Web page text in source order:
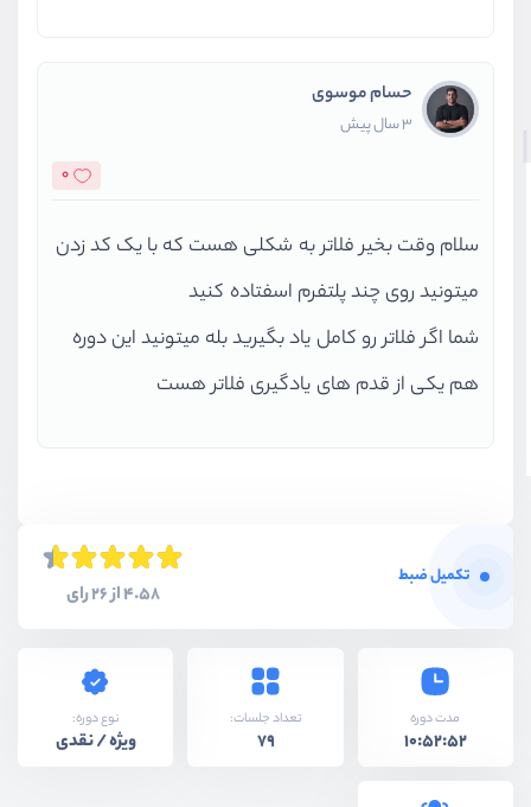
حسام موسوی
3 سال پیش
0
سلام وقت بخیر فلاتر به شکلی هست که با یک کد زدن
میتونید روی چند پلتفرم اسفتاده کنید
شما اگر فلاتر رو کامل یاد بگیرید بله میتونید این دوره
هم یکی از قدم های یادگیری فلاتر هست
تکمیل ضبط
4.58 از 26 رای
مدت دوره
10:52:52
تعداد جلسات:
79
نوع دوره:
ویژه / نقدی